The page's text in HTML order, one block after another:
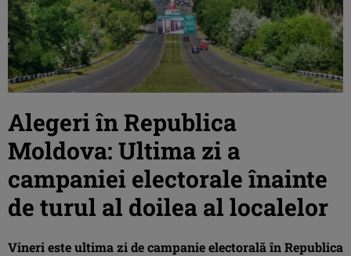
Alegeri în Republica
Moldova: Ultima zi a
campaniei electorale înainte
de turul al doilea al localelor
Vineri este ultima zi de campanie electorală în Republica